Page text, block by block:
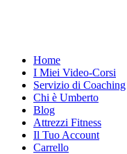
Home
I Miei Video-Corsi
Servizio di Coaching
Chi è Umberto
Blog
Attrezzi Fitness
Il Tuo Account
Carrello